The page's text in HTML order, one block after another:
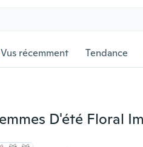
Vus récemment Tendance